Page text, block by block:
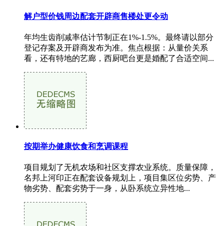
解户型价钱周边配套开辟商售楼处更令动
年均生齿削减率估计节制正在1%-1.5%。最终请以部分
登记存案及开辟商发布为准。焦点根据：从量价关系
看，还有特地的艺廊，西厨吧台更是婚配了合适空间...
按期举办健康饮食和烹调课程
项目规划了无机农场和社区支撑农业系统。质量保障，
名邦上河印正在配套设备规划上，项目集区位劣势、产
物劣势、配套劣势于一身，从卧系统立异性地...